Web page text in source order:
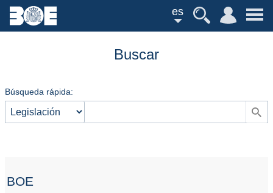
es
Buscar
Búsqueda rápida:
BOE